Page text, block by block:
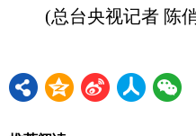
(总台央视记者 陈